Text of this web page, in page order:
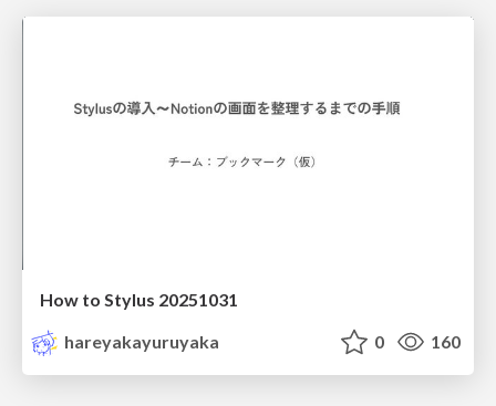
How to Stylus 20251031
hareyakayuruyaka
0 160